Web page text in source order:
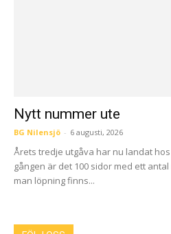
Nytt nummer ute
BG Nilensjö - 6 augusti, 2026
Årets tredje utgåva har nu landat
gången är det 100 sidor med ett
man löpning finns...